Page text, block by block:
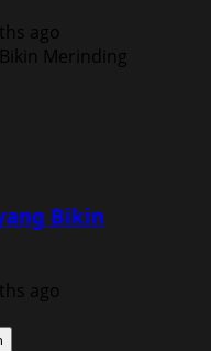
ago
Bikin
ago